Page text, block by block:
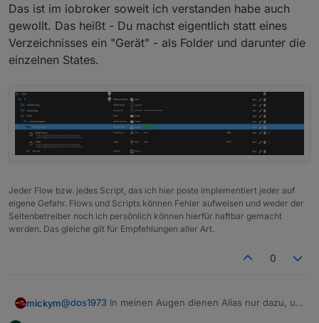
Das ist im iobroker soweit ich verstanden habe auch
gewollt. Das heißt - Du machst eigentlich statt eines
Verzeichnisses ein "Gerät" - als Folder und darunter die
einzelnen States.
Jeder Flow bzw. jedes Script, das ich hier poste implementiert jeder auf
eigene Gefahr. Flows und Scripts können Fehler aufweisen und weder der
Seitenbetreiber noch ich persönlich können hierfür haftbar gemacht
werden. Das gleiche gilt für Empfehlungen aller Art.
0
mickym@dos1973 In meinen Augen dienen Alias nur dazu, um